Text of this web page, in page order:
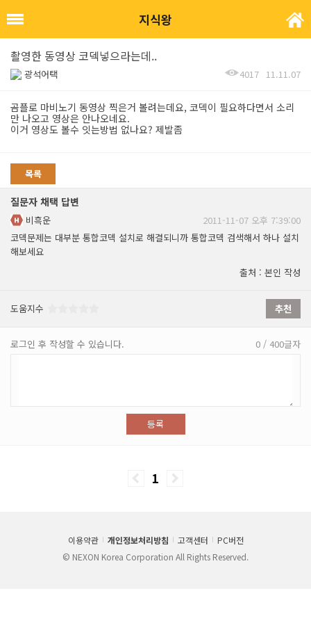
지식왕
촬영한 동영상 코덱넣으라는데..
광석어택 4017 11.11.07
곰플로 마비노기 동영상 찍은거 볼려는데요, 코덱이 필요하다면서 소리
만 나오고 영상은 안나오네요.
이거 영상도 볼수 잇는방법 없나요? 제발좀
목록
질문자 채택 답변
비흑운
2011-11-07 오후 7:39:00
코덱문제는 대부분 통합코덱 설치로 해결되니까 통합코덱 검색해서 하나 설치
해보세요
출처 : 본인 작성
도움지수 추천
로그인 후 작성할 수 있습니다. 0 / 400글자
등록
1
이용약관 개인정보처리방침 고객센터
PC버전
© NEXON Korea Corporation All Rights Reserved.